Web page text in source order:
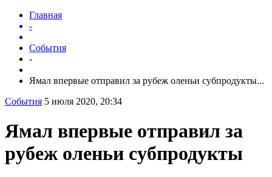
Главная
-
События
-
Ямал впервые отправил за рубеж оленьи субпродукты...
События 5 июля 2020, 20:34
Ямал впервые отправил за
рубеж оленьи субпродукты